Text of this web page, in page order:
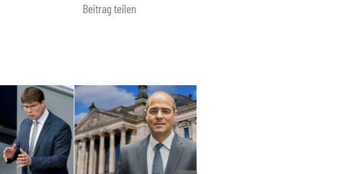
Beitrag teilen